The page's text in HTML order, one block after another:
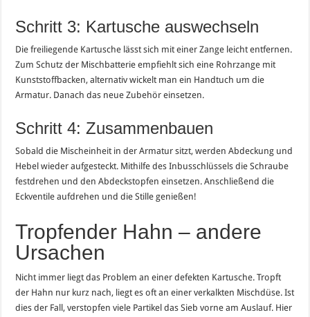
Schritt 3: Kartusche auswechseln
Die freiliegende Kartusche lässt sich mit einer Zange leicht entfernen.
Zum Schutz der Mischbatterie empfiehlt sich eine Rohrzange mit
Kunststoffbacken, alternativ wickelt man ein Handtuch um die
Armatur. Danach das neue Zubehör einsetzen.
Schritt 4: Zusammenbauen
Sobald die Mischeinheit in der Armatur sitzt, werden Abdeckung und
Hebel wieder aufgesteckt. Mithilfe des Inbusschlüssels die Schraube
festdrehen und den Abdeckstopfen einsetzen. Anschließend die
Eckventile aufdrehen und die Stille genießen!
Tropfender Hahn – andere
Ursachen
Nicht immer liegt das Problem an einer defekten Kartusche. Tropft
der Hahn nur kurz nach, liegt es oft an einer verkalkten Mischdüse. Ist
dies der Fall, verstopfen viele Partikel das Sieb vorne am Auslauf. Hier